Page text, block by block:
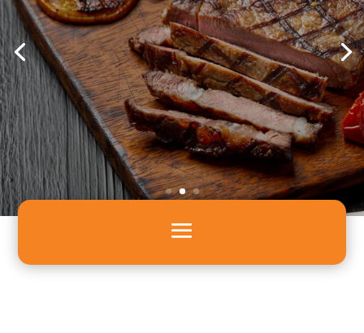
"rest" after
cooking
Letting meat rest allows the meat
juices, which have been driven
to the center of a roast or steak
by the searing heat, to return to
the surface. The result is a
juicier, tastier piece of meat